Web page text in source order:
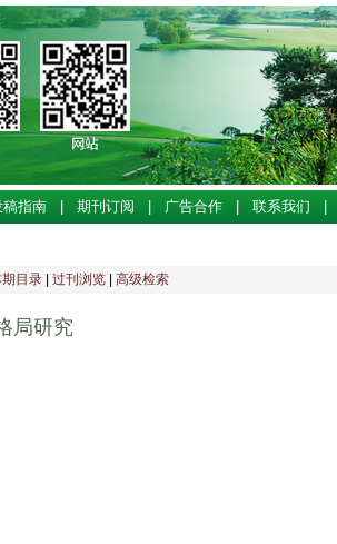
稿指南 期刊订阅 广告合作 联系我们
目录 过刊浏览 高级检索
局研究